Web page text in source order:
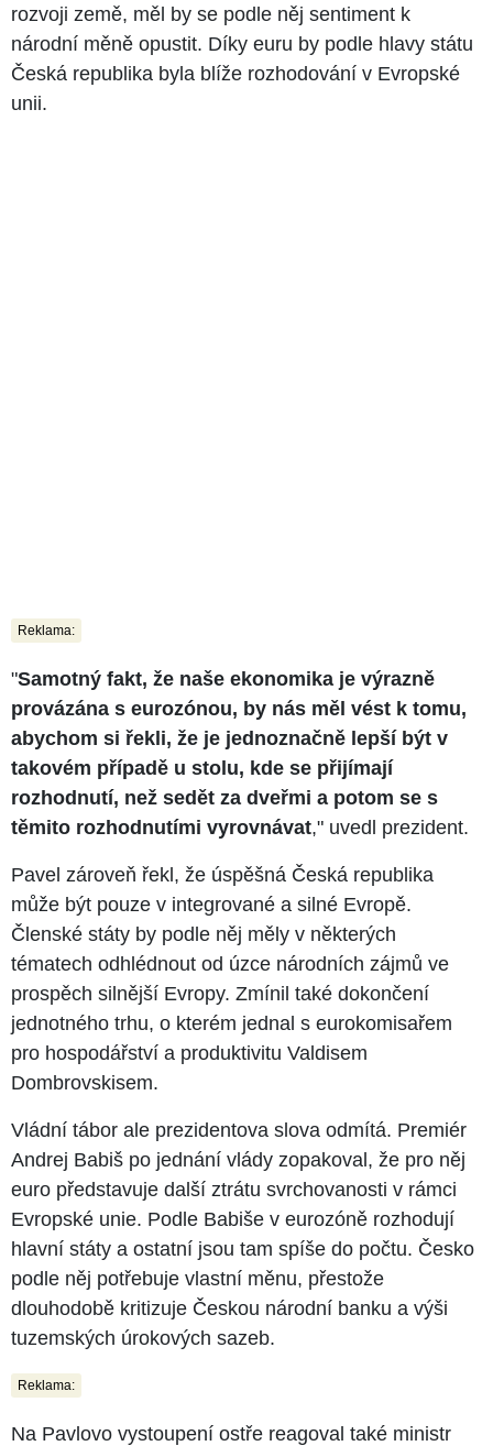
rozvoji země, měl by se podle něj sentiment k
národní měně opustit. Díky euru by podle hlavy státu
Česká republika byla blíže rozhodování v Evropské
unii.
Reklama:
"Samotný fakt, že naše ekonomika je výrazně
provázána s eurozónou, by nás měl vést k tomu,
abychom si řekli, že je jednoznačně lepší být v
takovém případě u stolu, kde se přijímají
rozhodnutí, než sedět za dveřmi a potom se s
těmito rozhodnutími vyrovnávat," uvedl prezident.
Pavel zároveň řekl, že úspěšná Česká republika
může být pouze v integrované a silné Evropě.
Členské státy by podle něj měly v některých
tématech odhlédnout od úzce národních zájmů ve
prospěch silnější Evropy. Zmínil také dokončení
jednotného trhu, o kterém jednal s eurokomisařem
pro hospodářství a produktivitu Valdisem
Dombrovskisem.
Vládní tábor ale prezidentova slova odmítá. Premiér
Andrej Babiš po jednání vlády zopakoval, že pro něj
euro představuje další ztrátu svrchovanosti v rámci
Evropské unie. Podle Babiše v eurozóně rozhodují
hlavní státy a ostatní jsou tam spíše do počtu. Česko
podle něj potřebuje vlastní měnu, přestože
dlouhodobě kritizuje Českou národní banku a výši
tuzemských úrokových sazeb.
Reklama:
Na Pavlovo vystoupení ostře reagoval také ministr